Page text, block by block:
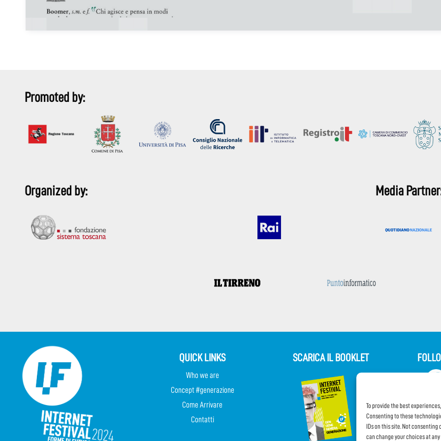
To provide the best
Consenting to these
IDs on this site. Not
can change your choices at
Promoted by:
Organized by: Media
QUICK LINKS
Who we are
Concept #generazione
Come Arrivare
Contatti
SCARICA IL BOOKLET